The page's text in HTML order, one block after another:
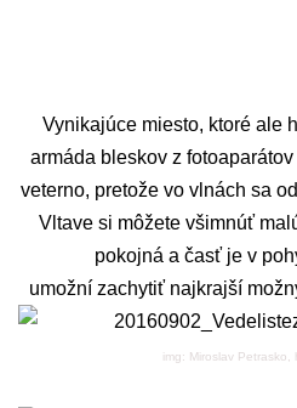
Vynikajúce miesto, ktoré ale
armáda bleskov z
veterno, pretože vo vlnách sa
Vltave si môžete všimnúť
pokojná a časť je v
umožní zachytiť najkrajší
img: Miroslav Petrasko,